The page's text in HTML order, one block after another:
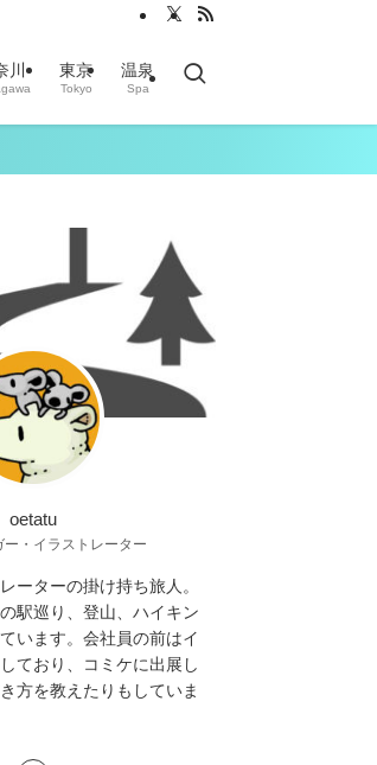
川 東京
Tokyo
温泉
Spa
oetatu
ー・イラストレーター
ーターの掛け持ち旅人。
駅巡り、登山、ハイキン
います。会社員の前はイ
ており、コミケに出展し
方を教えたりもしていま